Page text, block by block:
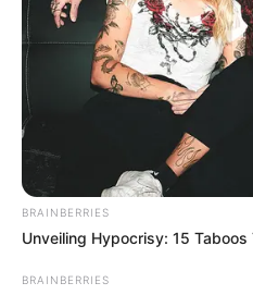
BRAINBERRIES
Unveiling Hypocrisy: 15 Taboos
BRAINBERRIES